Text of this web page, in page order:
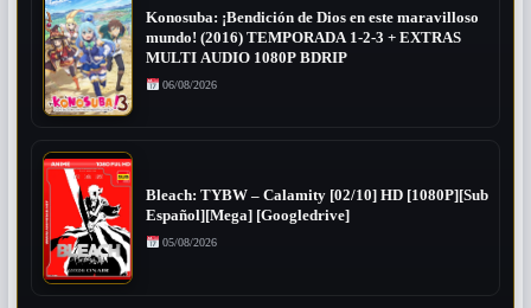
Konosuba: ¡Bendición de Dios en este maravilloso
mundo! (2016) TEMPORADA 1-2-3 + EXTRAS
MULTI AUDIO 1080P BDRIP
06/08/2026
Bleach: TYBW – Calamity [02/10] HD [1080P][Sub
Español][Mega] [Googledrive]
05/08/2026